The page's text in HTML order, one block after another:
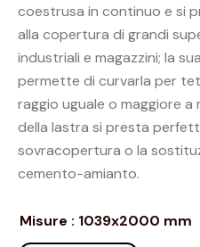
coestrusa in continuo e si
alla copertura di grandi
industriali e magazzini; la
permette di curvarla per
raggio uguale o maggiore a
della lastra si presta
sovracopertura o la
cemento-amianto.
Misure : 1039x2000 mm